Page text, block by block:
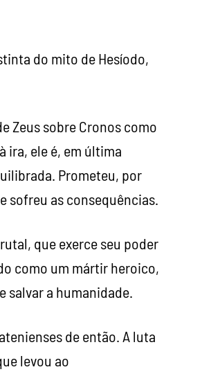
do mito de Hesíodo,
Zeus sobre Cronos como
ira, ele é, em última
Prometeu, por
sofreu as consequências.
que exerce seu poder
como um mártir heroico,
salvar a humanidade.
de então. A luta
levou ao